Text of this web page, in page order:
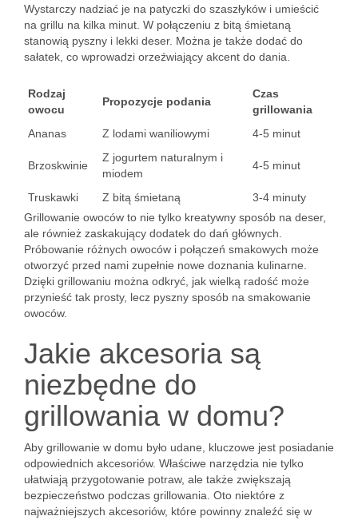
Wystarczy nadziać je na patyczki do szaszłyków i umieścić
na grillu na kilka minut. W połączeniu z bitą śmietaną
stanowią pyszny i lekki deser. Można je także dodać do
sałatek, co wprowadzi orzeźwiający akcent do dania.
Rodzaj
owocu
Propozycje podania
Czas
grillowania
Ananas
Z lodami waniliowymi 4-5 minut
Brzoskwinie
Z jogurtem naturalnym i
miodem
4-5 minut
Truskawki Z bitą śmietaną
3-4 minuty
Grillowanie owoców to nie tylko kreatywny sposób na deser,
ale również zaskakujący dodatek do dań głównych.
Próbowanie różnych owoców i połączeń smakowych może
otworzyć przed nami zupełnie nowe doznania kulinarne.
Dzięki grillowaniu można odkryć, jak wielką radość może
przynieść tak prosty, lecz pyszny sposób na smakowanie
owoców.
Jakie akcesoria są
niezbędne do
grillowania w domu?
Aby grillowanie w domu było udane, kluczowe jest posiadanie
odpowiednich akcesoriów. Właściwe narzędzia nie tylko
ułatwiają przygotowanie potraw, ale także zwiększają
bezpieczeństwo podczas grillowania. Oto niektóre z
najważniejszych akcesoriów, które powinny znaleźć się w